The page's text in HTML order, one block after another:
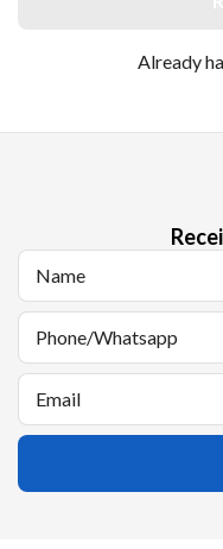
Already